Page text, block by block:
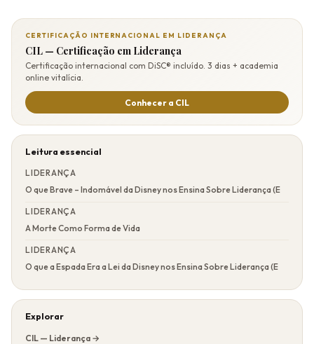
CERTIFICAÇÃO INTERNACIONAL EM LIDERANÇA
CIL — Certificação em Liderança
Certificação internacional com DiSC® incluído. 3 dias + academia
online vitalícia.
Conhecer a CIL
Leitura essencial
LIDERANÇA
O que Brave – Indomável da Disney nos Ensina Sobre Liderança (E
LIDERANÇA
A Morte Como Forma de Vida
LIDERANÇA
O que a Espada Era a Lei da Disney nos Ensina Sobre Liderança (E
Explorar
CIL — Liderança →